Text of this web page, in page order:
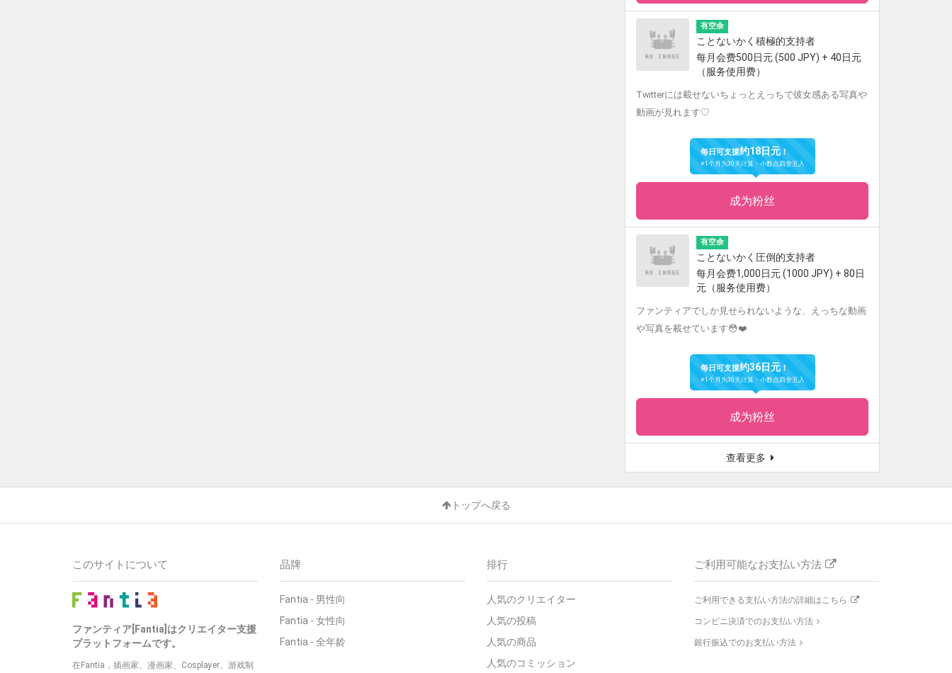
有空余
ことないかく積極的支持者
每月会费500日元 (500 JPY) + 40日元
（服务使用费）
Twitterには載せないちょっとえっちで彼女感ある写真や
動画が見れます♡
每日可支援约18日元！
※1个月为30天计算・小数点四舍五入
成为粉丝
有空余
ことないかく圧倒的支持者
每月会费1,000日元 (1000 JPY) + 80日
元（服务使用费）
ファンティアでしか見せられないような、えっちな動画
や写真を載せています😳❤️
每日可支援约36日元！
※1个月为30天计算・小数点四舍五入
成为粉丝
查看更多
トップへ戻る
品牌
Fantia - 男性向
Fantia - 女性向
Fantia - 全年龄
排行
人気のクリエイター
人気の投稿
人気の商品
人気のコミッション
ご利用可能なお支払い方法
ご利用できる支払い方法の詳細はこちら
コンビニ決済でのお支払い方法
銀行振込でのお支払い方法
このサイトについて
ファンティア[Fantia]はクリエイター支援
プラットフォームです。
在Fantia，插画家、漫画家、Cosplayer、游戏制